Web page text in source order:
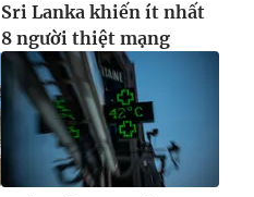
Sri Lanka khiến ít nhất
8 người thiệt mạng